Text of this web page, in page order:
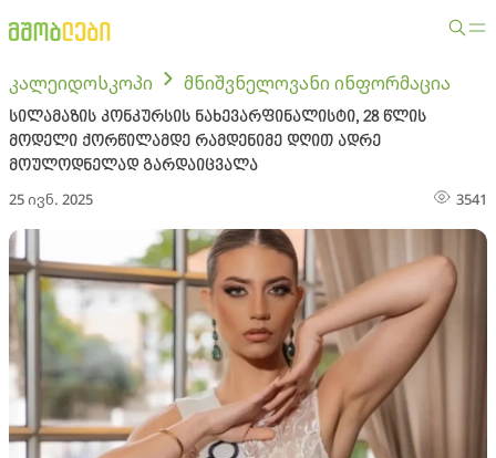
კალეიდოსკოპი მნიშვნელოვანი ინფორმაცია
სილამაზის კონკურსის ნახევარფინალისტი, 28 წლის
მოდელი ქორწილამდე რამდენიმე დღით ადრე
მოულოდნელად გარდაიცვალა
25 ივნ. 2025 3541